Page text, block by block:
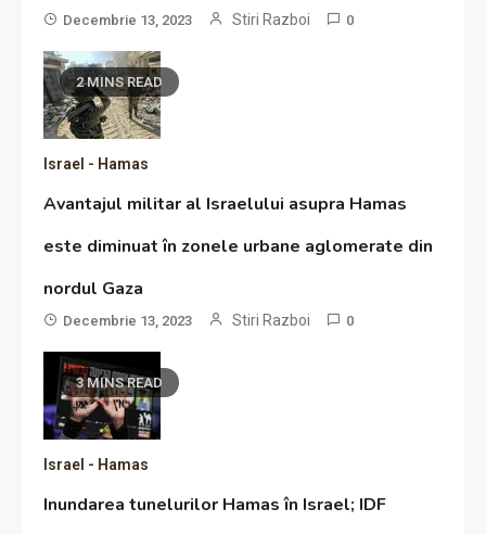
Decembrie 13, 2023 Stiri Razboi 0
2 MINS READ
Israel - Hamas
Avantajul militar al Israelului asupra Hamas
este diminuat în zonele urbane aglomerate din
nordul Gaza
Decembrie 13, 2023 Stiri Razboi 0
3 MINS READ
Israel - Hamas
Inundarea tunelurilor Hamas în Israel; IDF